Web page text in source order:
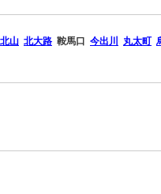
北山 北大路 鞍馬口 今出川 丸太町